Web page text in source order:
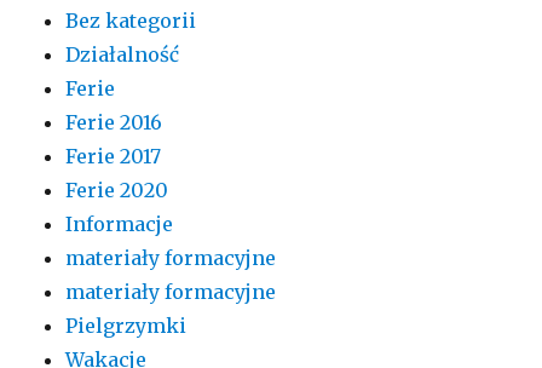
Bez kategorii
Działalność
Ferie
Ferie 2016
Ferie 2017
Ferie 2020
Informacje
materiały formacyjne
materiały formacyjne
Pielgrzymki
Wakacje